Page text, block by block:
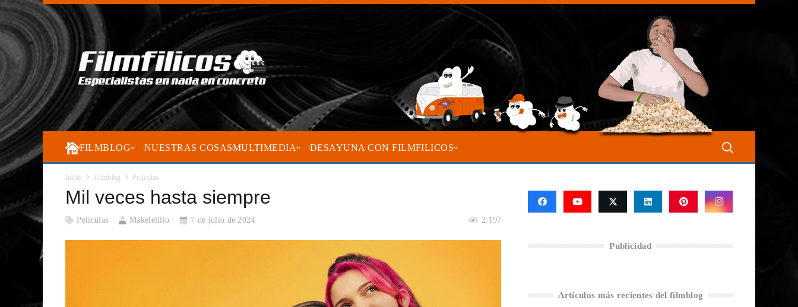
FILMBLOG NUESTRAS COSASMULTIMEDIA DESAYUNA CON FILMFILICOS
Inicio Filmblog Películas
Mil veces hasta siempre
Películas Makelelillo 7 de julio de 2024 2.197
Publicidad
Artículos más recientes del filmblog